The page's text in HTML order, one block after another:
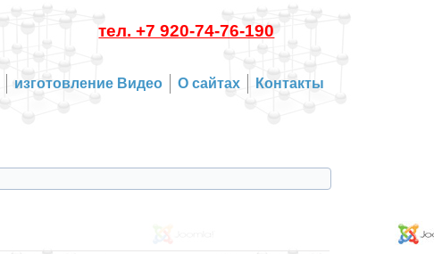
тел. +7 920-74-76-190
изготовление Видео О сайтах Контакты